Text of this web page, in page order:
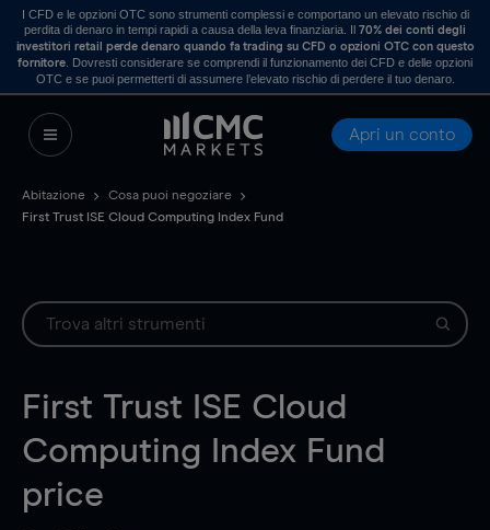
I CFD e le opzioni OTC sono strumenti complessi e comportano un elevato rischio di
perdita di denaro in tempi rapidi a causa della leva finanziaria. Il70% dei conti degli
investitori retail perde denaro quando fa trading su CFD o opzioni OTC con questo
fornitore . Dovresti considerare se comprendi il funzionamento dei CFD e delle opzioni
OTC e se puoi permetterti di assumere l’elevato rischio di perdere il tuo denaro.
Apri un conto
Abitazione
Cosa puoi negoziare
First Trust ISE Cloud Computing Index Fund
First Trust ISE Cloud
Computing Index Fund
price